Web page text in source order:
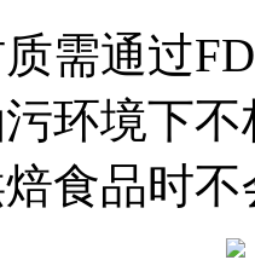
需通过
环境下
食品时